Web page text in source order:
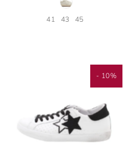
41 43 45
- 10%